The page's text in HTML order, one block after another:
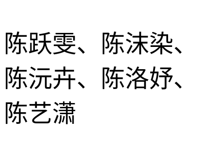
陈跃雯、陈沫染、
陈沅卉、陈洛妤、
陈艺潇